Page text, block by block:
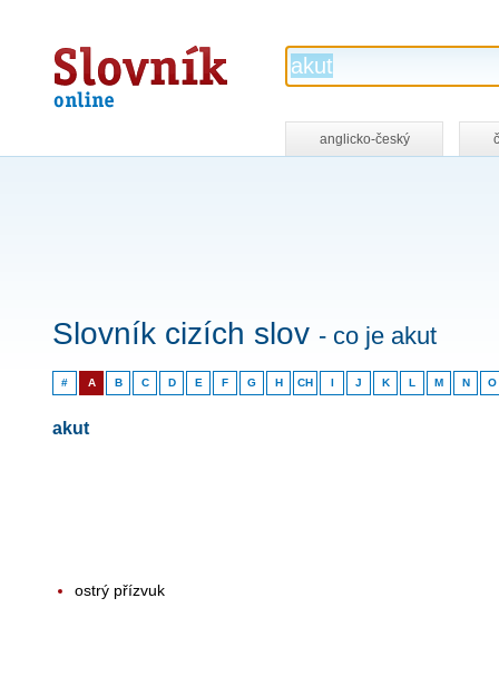
Slovník
online
anglicko-český
Slovník cizích slov - co je akut
# A B C D E F G H CH I J K L M N O
akut
ostrý přízvuk